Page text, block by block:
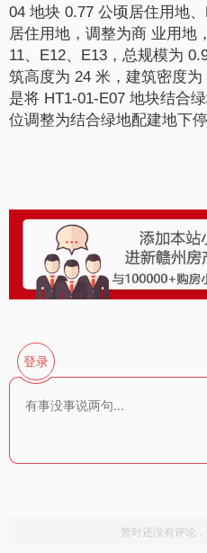
04 地块 0.77 公顷居住用地
居住用地，调整为商 业用地
11、E12、E13，总规模为
筑高度为 24 米，建筑密度
是将 HT1-01-E07 地块结合
位调整为结合绿地配建地下